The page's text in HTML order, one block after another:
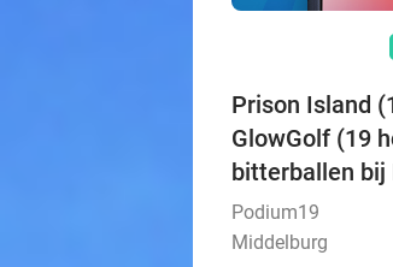
Prison Island
GlowGolf (19
bitterballen bij
Podium19
Middelburg